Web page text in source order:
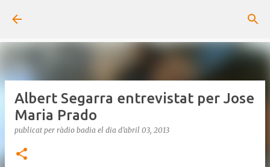
Albert Segarra entrevistat per Jose
Maria Prado
publicat per ràdio badia el dia d’abril 03, 2013